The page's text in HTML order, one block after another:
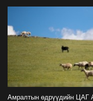
гэх
Амралтын өдрүүдийн ЦАГ